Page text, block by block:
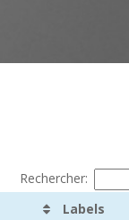
Rechercher:
Labels